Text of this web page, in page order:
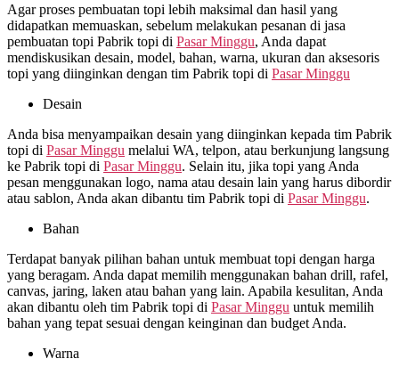
Agar proses pembuatan topi lebih maksimal dan hasil yang
didapatkan memuaskan, sebelum melakukan pesanan di jasa
pembuatan topi Pabrik topi di Pasar Minggu, Anda dapat
mendiskusikan desain, model, bahan, warna, ukuran dan aksesoris
topi yang diinginkan dengan tim Pabrik topi di Pasar Minggu
Desain
Anda bisa menyampaikan desain yang diinginkan kepada tim Pabrik
topi di Pasar Minggu melalui WA, telpon, atau berkunjung langsung
ke Pabrik topi di Pasar Minggu. Selain itu, jika topi yang Anda
pesan menggunakan logo, nama atau desain lain yang harus dibordir
atau sablon, Anda akan dibantu tim Pabrik topi di Pasar Minggu.
Bahan
Terdapat banyak pilihan bahan untuk membuat topi dengan harga
yang beragam. Anda dapat memilih menggunakan bahan drill, rafel,
canvas, jaring, laken atau bahan yang lain. Apabila kesulitan, Anda
akan dibantu oleh tim Pabrik topi di Pasar Minggu untuk memilih
bahan yang tepat sesuai dengan keinginan dan budget Anda.
Warna